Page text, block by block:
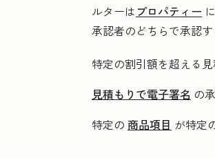
ルターは プロパティー
承認者のどちらで承認
特定の割引額を超える
見積もりで電子署名 の
特定の 商品項目 が特定